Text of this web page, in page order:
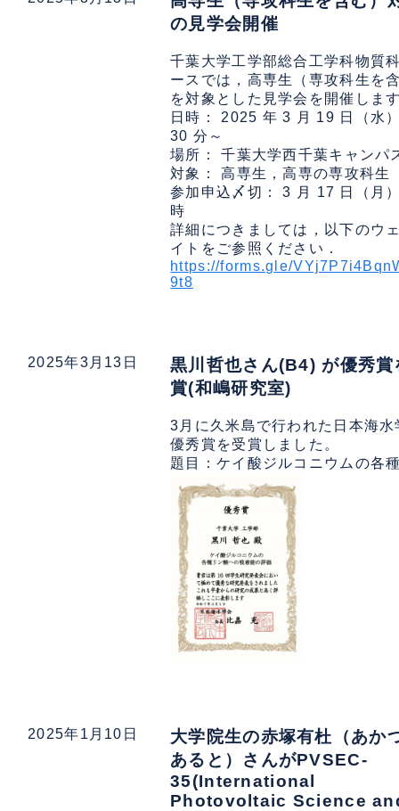
の見学会開催
千葉大学工学部総合工学科物質
ースでは，高専生（専攻科生を
を対象とした見学会を開催しま
日時： 2025 年 3 月 19 日（水
30 分～
場所： 千葉大学西千葉キャンパ
対象： 高専生，高専の専攻科生
参加申込〆切： 3 月 17 日（月
時
詳細につきましては，以下のウ
イトをご参照ください．
https://forms.gle/
9t8
2025年3月13日
黒川哲也さん(B4) が優秀賞
賞(和嶋研究室)
3月に久米島で行われた日本海
優秀賞を受賞しました。
2025年1月10日
大学院生の赤塚有杜（あか
あると）さんがPVSEC-
35(International
Photovoltaic Science